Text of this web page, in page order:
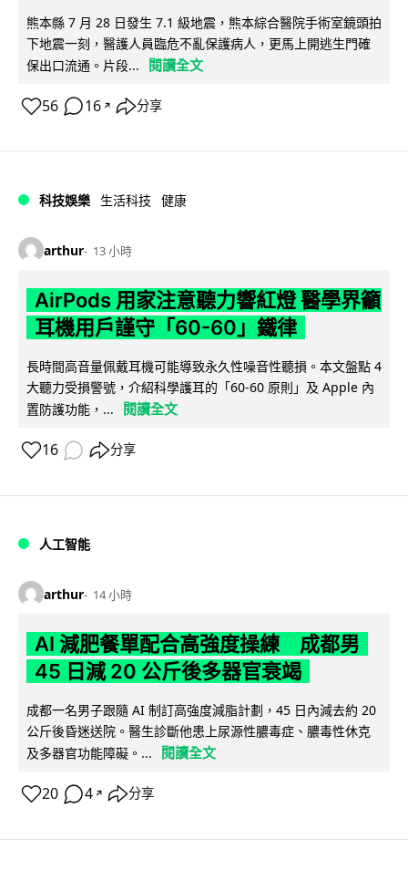
熊本縣 7 月 28 日發生 7.1 級地震，熊本綜合醫院手術室鏡頭拍
下地震一刻，醫護人員臨危不亂保護病人，更馬上開逃生門確
保出口流通。片段...
閱讀全文
56 16 ↗ 分享
科技娛樂 生活科技 健康
arthur 13 小時
AirPods 用家注意聽力響紅燈 醫學界籲
耳機用戶謹守「60-60」鐵律
長時間高音量佩戴耳機可能導致永久性噪音性聽損。本文盤點 4
大聽力受損警號，介紹科學護耳的「60-60 原則」及 Apple 內
置防護功能，...
閱讀全文
16 分享
人工智能
arthur 14 小時
AI 減肥餐單配合高強度操練 成都男
45 日減 20 公斤後多器官衰竭
成都一名男子跟隨 AI 制訂高強度減脂計劃，45 日內減去約 20
公斤後昏迷送院。醫生診斷他患上尿源性膿毒症、膿毒性休克
及多器官功能障礙。...
閱讀全文
20 4 ↗ 分享